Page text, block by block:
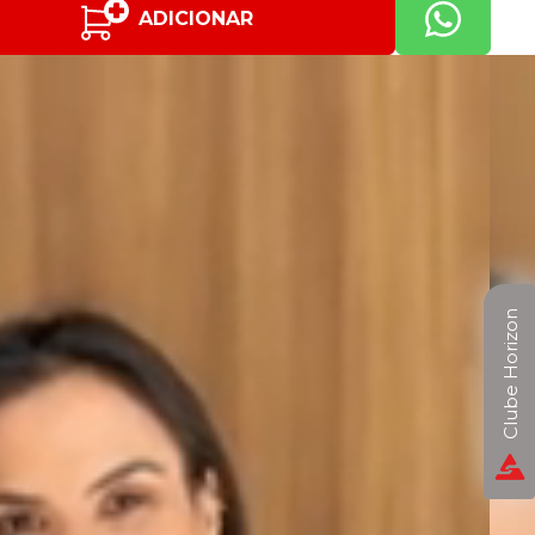
ADICIONAR
Clube Horizon